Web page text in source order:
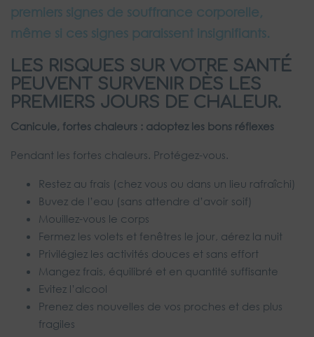
premiers signes de souffrance corporelle,
même si ces signes paraissent insignifiants.
LES RISQUES SUR VOTRE SANTÉ
PEUVENT SURVENIR DÈS LES
PREMIERS JOURS DE CHALEUR.
Canicule, fortes chaleurs : adoptez les bons réflexes
Pendant les fortes chaleurs. Protégez-vous.
Restez au frais (chez vous ou dans un lieu rafraîchi)
Buvez de l’eau (sans attendre d’avoir soif)
Mouillez-vous le corps
Fermez les volets et fenêtres le jour, aérez la nuit
Privilégiez les activités douces et sans effort
Mangez frais, équilibré et en quantité suffisante
Evitez l’alcool
Prenez des nouvelles de vos proches et des plus
fragiles